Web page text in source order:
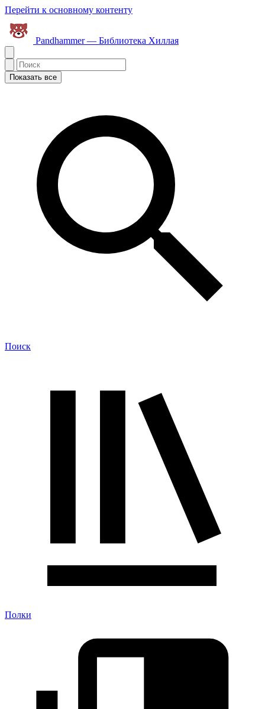
Перейти к основному контенту
Pandhammer — Библиотека Хиллая
Показать все
Поиск
Полки